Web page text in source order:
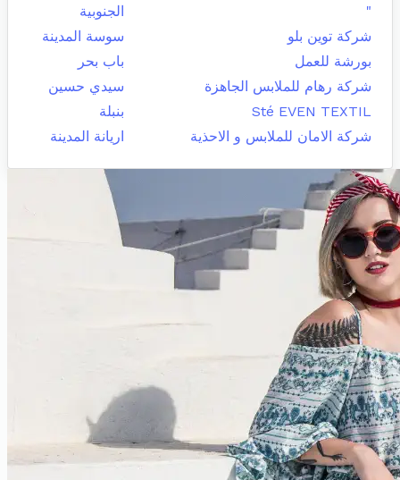
"
الجنوبية
شركة توين بلو
سوسة المدينة
بورشة للعمل
باب بحر
شركة رهام للملابس الجاهزة
سيدي حسين
Sté EVEN TEXTIL
بنبلة
شركة الامان للملابس و الاحذية
اريانة المدينة